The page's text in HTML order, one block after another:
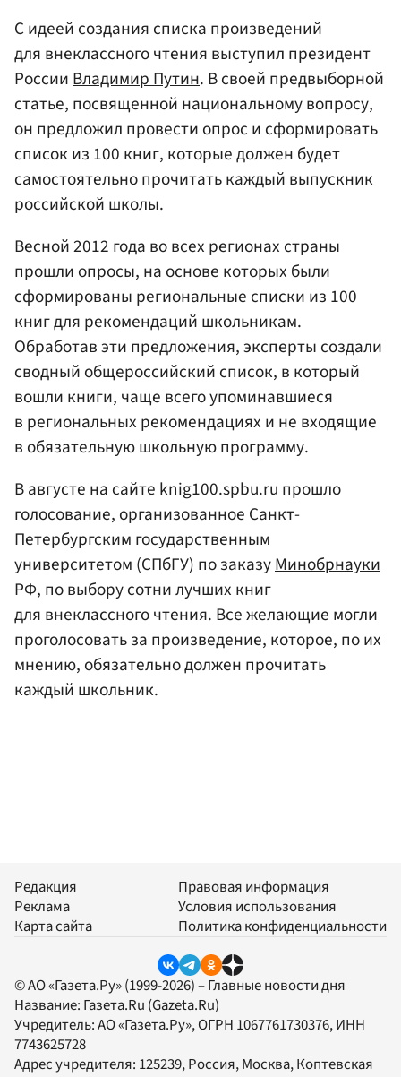
С идеей создания списка произведений
для внеклассного чтения выступил президент
России Владимир Путин. В своей предвыборной
статье, посвященной национальному вопросу,
он предложил провести опрос и сформировать
список из 100 книг, которые должен будет
самостоятельно прочитать каждый выпускник
российской школы.
Весной 2012 года во всех регионах страны
прошли опросы, на основе которых были
сформированы региональные списки из 100
книг для рекомендаций школьникам.
Обработав эти предложения, эксперты создали
сводный общероссийский список, в который
вошли книги, чаще всего упоминавшиеся
в региональных рекомендациях и не входящие
в обязательную школьную программу.
В августе на сайте knig100.spbu.ru прошло
голосование, организованное Санкт-
Петербургским государственным
университетом (СПбГУ) по заказуМинобрнауки
РФ, по выбору сотни лучших книг
для внеклассного чтения. Все желающие могли
проголосовать за произведение, которое, по их
мнению, обязательно должен прочитать
каждый школьник.
Редакция
Реклама
Карта сайта
Правовая информация
Условия использования
Политика конфиденциальности
© АО «Газета.Ру» (1999-2026) – Главные новости дня
Название: Газета.Ru (Gazeta.Ru)
Учредитель:АО «Газета.Ру», ОГРН 1067761730376, ИНН
7743625728
Адрес учредителя: 125239, Россия, Москва, Коптевская